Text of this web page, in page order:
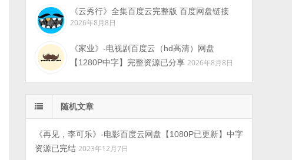
《云秀行》全集百度云完整版 百度网盘链接
2026年8月8日
《家业》-电视剧百度云（hd高清）网盘
【1280P中字】完整资源已分享 2026年8月8日
随机文章
《再见，李可乐》-电影百度云网盘【1080P已更新】中字
资源已完结 2023年12月7日